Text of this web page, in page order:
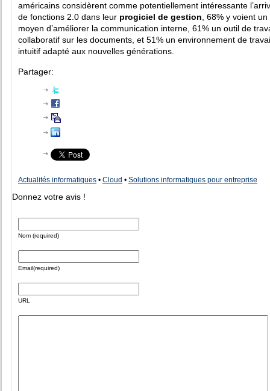
américains considèrent comme potentiellement intéressante
de fonctions 2.0 dans leur progiciel de gestion , 68% y voient un
moyen d’améliorer la communication interne, 61% un outil de
collaboratif sur les documents, et 51% un environnement de
intuitif adapté aux nouvelles générations.
Partager:
Actualités informatiques • Cloud • Solutions informatiques pour entreprise
Donnez votre avis !
Nom (required)
Email(required)
URL